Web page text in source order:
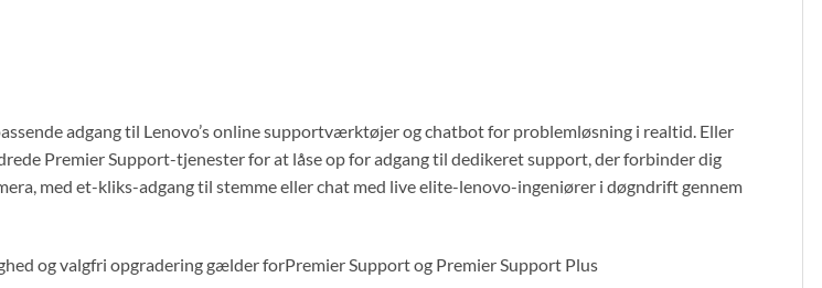
adgang til Lenovo’s online supportværktøjer og chatbot for problemløsning i realtid. Eller
Premier Support-tjenester for at låse op for adgang til dedikeret support, der forbinder dig
med et-kliks-adgang til stemme eller chat med live elite-lenovo-ingeniører i døgndrift gennem
og valgfri opgradering gælder forPremier Support og Premier Support Plus